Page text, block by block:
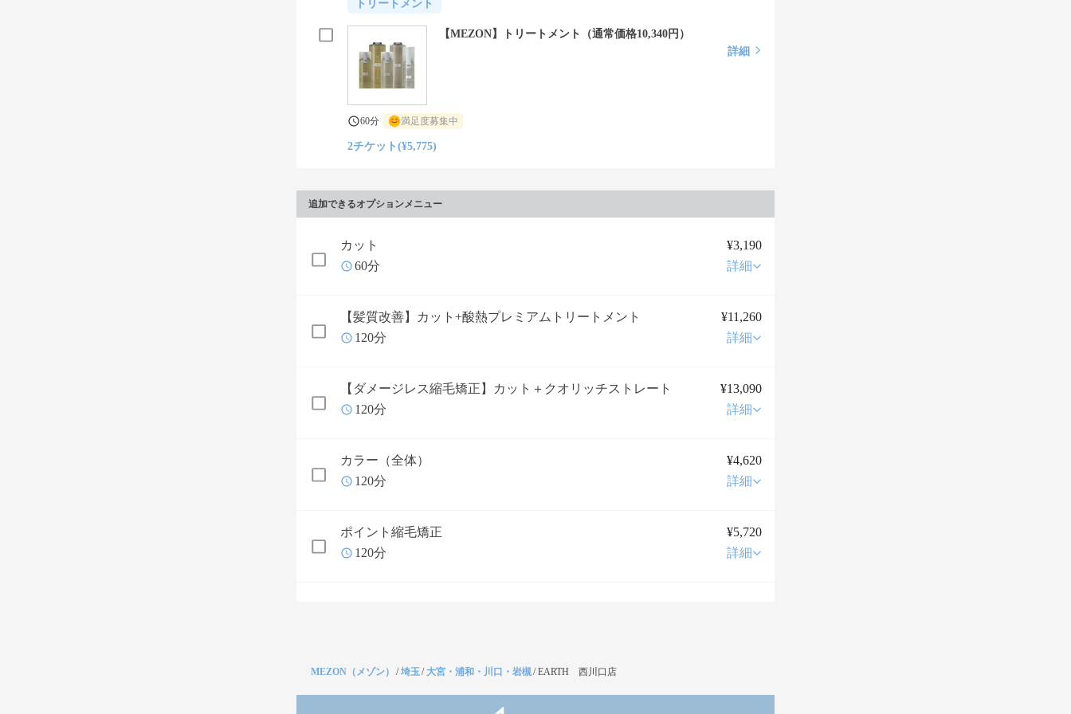
トリートメント
【MEZON】トリートメント（通常価格10,340円）
詳細
60分 満足度募集中
2チケット(¥5,775)
追加できるオプションメニュー
カット
¥3,190
60分
詳細
【髪質改善】カット+酸熱プレミアムトリートメント
¥11,260
120分
詳細
【ダメージレス縮毛矯正】カット＋クオリッチストレート
¥13,090
120分
詳細
カラー（全体）
¥4,620
120分
詳細
ポイント縮毛矯正
¥5,720
120分
詳細
MEZON（メゾン） /埼玉/大宮・浦和・川口・岩槻/EARTH 西川口店